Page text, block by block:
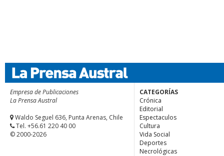
Empresa de Publicaciones
La Prensa Austral
Waldo Seguel 636, Punta Arenas, Chile
Tel. +56.61 220 40 00
© 2000-2026
CATEGORÍAS
Crónica
Editorial
Espectaculos
Cultura
Vida Social
Deportes
Necrológicas